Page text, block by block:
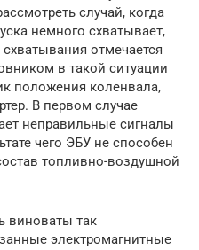
случай, когда
немного схватывает,
отмечается
в такой ситуации
положения коленвала,
В первом случае
неправильные сигналы
чего ЭБУ не способен
топливно-воздушной
виноваты так
электромагнитные